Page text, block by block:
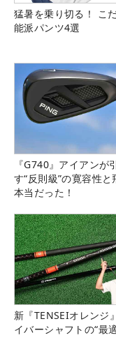
猛暑を乗り切る！ こ
能派パンツ4選
『G740』アイアンが
す“反則級”の寛容性と
本当だった！
新『TENSEIオレンジ
イバーシャフトの“最